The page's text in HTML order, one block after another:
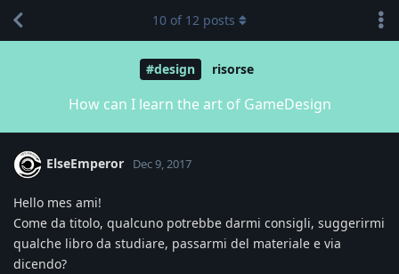
#design risorse
How can I learn the art of GameDesign
10 of 12 posts
ElseEmperor Dec 9, 2017
Hello mes ami!
Come da titolo, qualcuno potrebbe darmi consigli, suggerirmi
qualche libro da studiare, passarmi del materiale e via
dicendo?